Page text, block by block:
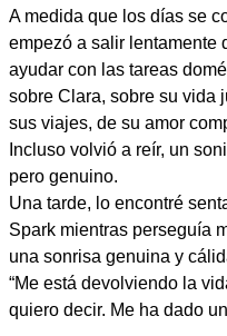
A medida que los días se
empezó a salir lentamente
ayudar con las tareas
sobre Clara, sobre su vida
sus viajes, de su amor
Incluso volvió a reír, un
pero genuino.
Una tarde, lo encontré
Spark mientras perseguía
una sonrisa genuina y
“Me está devolviendo la
quiero decir. Me ha dado